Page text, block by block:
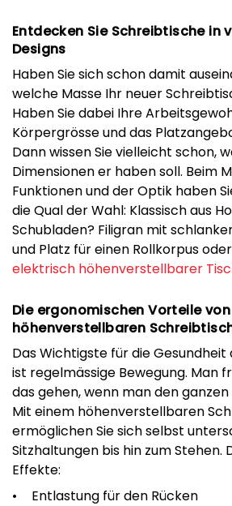
Entdecken Sie Schreibtische in
Designs
Haben Sie sich schon damit
welche Masse Ihr neuer
Haben Sie dabei Ihre
Körpergrösse und das
Dann wissen Sie vielleicht schon,
Dimensionen er haben soll. Beim
Funktionen und der Optik haben
die Qual der Wahl: Klassisch aus
Schubladen? Filigran mit
und Platz für einen Rollkorpus
elektrisch höhenverstellbarer
Die ergonomischen Vorteile von
höhenverstellbaren
Das Wichtigste für die
ist regelmässige Bewegung. Man
das gehen, wenn man den
Mit einem höhenverstellbaren
ermöglichen Sie sich selbst
Sitzhaltungen bis hin zum Stehen.
Effekte:
Entlastung für den Rücken